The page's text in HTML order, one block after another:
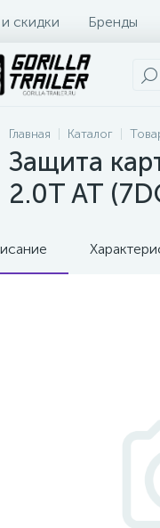
скидки Бренды
Контакты
Главная Каталог
Защита
2.0T AT